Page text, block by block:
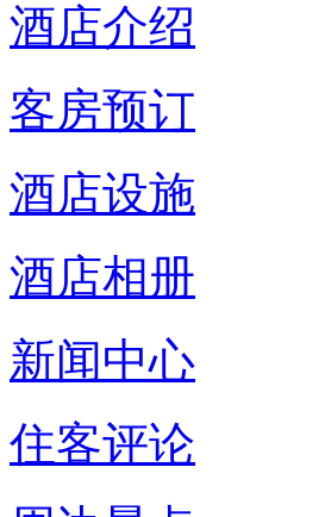
酒店介绍
客房预订
酒店设施
酒店相册
新闻中心
住客评论